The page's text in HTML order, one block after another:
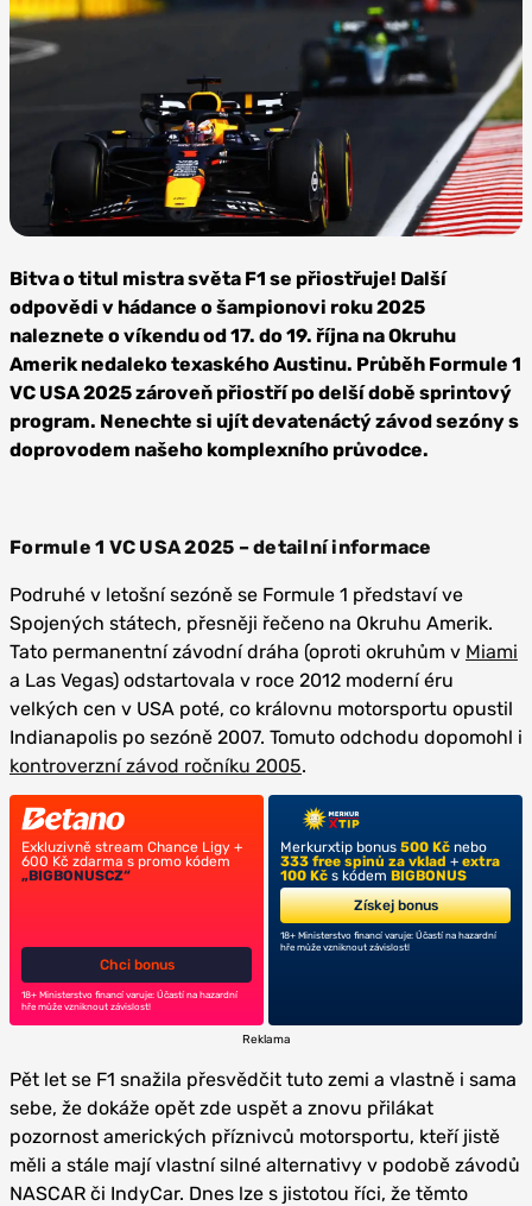
Images / Red Bull Content Pool
Bitva o titul mistra světa F1 se přiostřuje! Další
odpovědi v hádance o šampionovi roku 2025
naleznete o víkendu od 17. do 19. října na Okruhu
Amerik nedaleko texaského Austinu. Průběh Formule 1
VC USA 2025 zároveň přiostří po delší době sprintový
program. Nenechte si ujít devatenáctý závod sezóny s
doprovodem našeho komplexního průvodce.
Formule 1 VC USA 2025 – detailní informace
Podruhé v letošní sezóně se Formule 1 představí ve
Spojených státech, přesněji řečeno na Okruhu Amerik.
Tato permanentní závodní dráha (oproti okruhům v Miami
a Las Vegas) odstartovala v roce 2012 moderní éru
velkých cen v USA poté, co královnu motorsportu opustil
Indianapolis po sezóně 2007. Tomuto odchodu dopomohl i
kontroverzní závod ročníku 2005.
Exkluzivně stream Chance Ligy +
600 Kč zdarma s promo kódem
„BIGBONUSCZ“
Chci bonus
18+ Ministerstvo financí varuje: Účastí na hazardní
hře může vzniknout závislost!
Merkurxtip bonus 500 Kč nebo
333 free spinů za vklad + extra
100 Kč s kódem BIGBONUS
Získej bonus
18+ Ministerstvo financí varuje: Účastí na hazardní
hře může vzniknout závislost!
Reklama
Pět let se F1 snažila přesvědčit tuto zemi a vlastně i sama
sebe, že dokáže opět zde uspět a znovu přilákat
pozornost amerických příznivců motorsportu, kteří jistě
měli a stále mají vlastní silné alternativy v podobě závodů
NASCAR či IndyCar. Dnes lze s jistotou říci, že těmto